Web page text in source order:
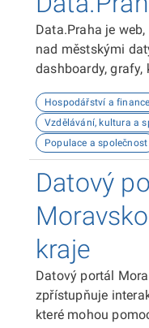
Data.Praha je
nad městskými
dashboardy, grafy,
umožní
Doufáme, že vám
Hospodářství a finance
Vzdělávání, kultura a
Populace a společnost
Datový
kraje
Datový portál
zpřístupňuje
které mohou